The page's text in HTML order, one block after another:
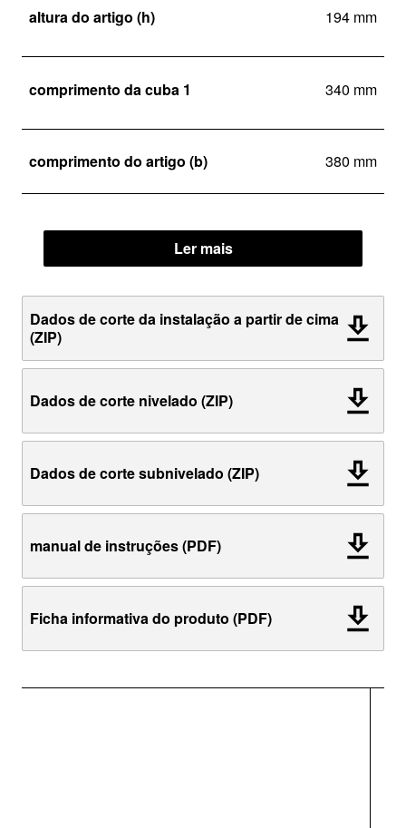
altura do artigo (h) 194 mm
comprimento da cuba 1 340 mm
comprimento do artigo (b) 380 mm
Ler mais
Dados de corte da instalação a partir de cima
(ZIP)
Dados de corte nivelado (ZIP)
Dados de corte subnivelado (ZIP)
manual de instruções (PDF)
Ficha informativa do produto (PDF)